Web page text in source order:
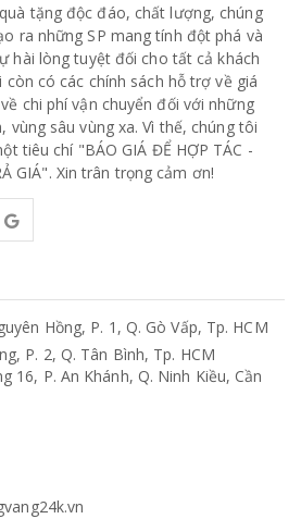
tặng độc đáo, chất lượng, chúng
ra những SP mang tính đột phá và
hài lòng tuyệt đối cho tất cả khách
có các chính sách hỗ trợ về giá
chi phí vận chuyển đối với những
vùng sâu vùng xa. Vì thế, chúng tôi
tiêu chí "BÁO GIÁ ĐỂ HỢP TÁC -
GIÁ". Xin trân trọng cảm ơn!
Hồng, P. 1, Q. Gò Vấp, Tp. HCM
P. 2, Q. Tân Bình, Tp. HCM
16, P. An Khánh, Q. Ninh Kiều, Cần